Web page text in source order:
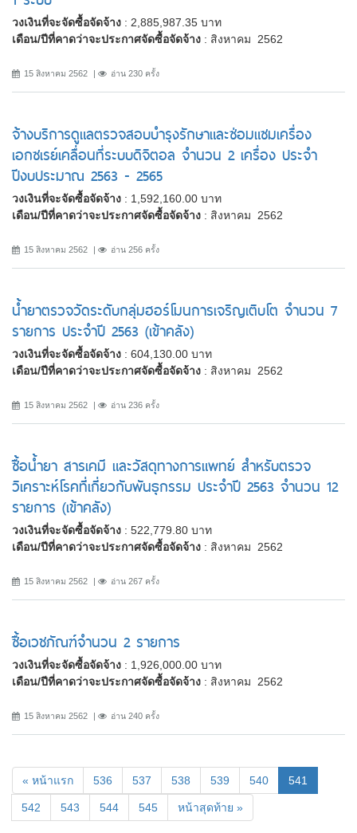
วงเงินที่จะจัดซื้อจัดจ้าง : 2,885,987.35 บาท
เดือน/ปีที่คาดว่าจะประกาศจัดซื้อจัดจ้าง : สิงหาคม 2562
15 สิงหาคม 2562 อ่าน 230 ครั้ง
จ้างบริการดูแลตรวจสอบบำรุงรักษาและซ่อมแซมเครื่อง
เอกซเรย์เคลื่อนที่ระบบดิจิตอล จำนวน 2 เครื่อง ประจำ
ปีงบประมาณ 2563 - 2565
วงเงินที่จะจัดซื้อจัดจ้าง : 1,592,160.00 บาท
เดือน/ปีที่คาดว่าจะประกาศจัดซื้อจัดจ้าง : สิงหาคม 2562
15 สิงหาคม 2562 อ่าน 256 ครั้ง
น้ำยาตรวจวัดระดับกลุ่มฮอร์โมนการเจริญเติบโต จำนวน 7
รายการ ประจำปี 2563 (เข้าคลัง)
วงเงินที่จะจัดซื้อจัดจ้าง : 604,130.00 บาท
เดือน/ปีที่คาดว่าจะประกาศจัดซื้อจัดจ้าง : สิงหาคม 2562
15 สิงหาคม 2562 อ่าน 236 ครั้ง
ซื้อน้ำยา สารเคมี และวัสดุทางการแพทย์ สำหรับตรวจ
วิเคราะห์โรคที่เกี่ยวกับพันธุกรรม ประจำปี 2563 จำนวน 12
รายการ (เข้าคลัง)
วงเงินที่จะจัดซื้อจัดจ้าง : 522,779.80 บาท
เดือน/ปีที่คาดว่าจะประกาศจัดซื้อจัดจ้าง : สิงหาคม 2562
15 สิงหาคม 2562 อ่าน 267 ครั้ง
ซื้อเวชภัณฑ์จำนวน 2 รายการ
วงเงินที่จะจัดซื้อจัดจ้าง : 1,926,000.00 บาท
เดือน/ปีที่คาดว่าจะประกาศจัดซื้อจัดจ้าง : สิงหาคม 2562
15 สิงหาคม 2562 อ่าน 240 ครั้ง
« หน้าแรก 536 537 538 539 540 541
542 543 544 545 หน้าสุดท้าย »